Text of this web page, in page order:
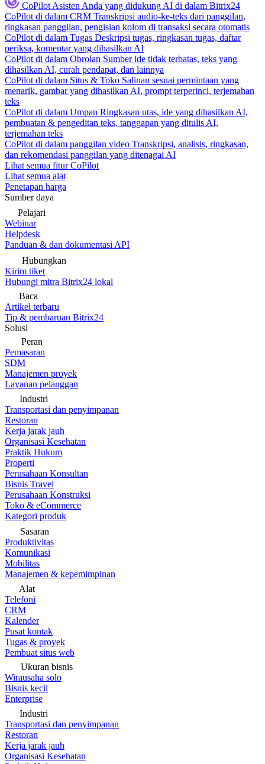
CoPilot Asisten Anda yang didukung AI di dalam Bitrix24
CoPilot di dalam CRM Transkripsi audio-ke-teks dari panggilan,
ringkasan panggilan, pengisian kolom di transaksi secara otomatis
CoPilot di dalam Tugas Deskripsi tugas, ringkasan tugas, daftar
periksa, komentar yang dihasilkan AI
CoPilot di dalam Obrolan Sumber ide tidak terbatas, teks yang
dihasilkan AI, curah pendapat, dan lainnya
CoPilot di dalam Situs & Toko Salinan sesuai permintaan yang
menarik, gambar yang dihasilkan AI, prompt terperinci, terjemahan
teks
CoPilot di dalam Umpan Ringkasan utas, ide yang dihasilkan AI,
pembuatan & pengeditan teks, tanggapan yang ditulis AI,
terjemahan teks
CoPilot di dalam panggilan video Transkripsi, analisis, ringkasan,
dan rekomendasi panggilan yang ditenagai AI
Lihat semua fitur CoPilot
Lihat semua alat
Penetapan harga
Sumber daya
Pelajari
Webinar
Helpdesk
Panduan & dan dokumentasi API
Hubungkan
Kirim tiket
Hubungi mitra Bitrix24 lokal
Baca
Artikel terbaru
Tip & pembaruan Bitrix24
Solusi
Peran
Pemasaran
SDM
Manajemen proyek
Layanan pelanggan
Industri
Transportasi dan penyimpanan
Restoran
Kerja jarak jauh
Organisasi Kesehatan
Praktik Hukum
Properti
Perusahaan Konsultan
Bisnis Travel
Perusahaan Konstruksi
Toko & eCommerce
Kategori produk
Sasaran
Produktivitas
Komunikasi
Mobilitas
Manajemen & kepemimpinan
Alat
Telefoni
CRM
Kalender
Pusat kontak
Tugas & proyek
Pembuat situs web
Ukuran bisnis
Wirausaha solo
Bisnis kecil
Enterprise
Industri
Transportasi dan penyimpanan
Restoran
Kerja jarak jauh
Organisasi Kesehatan